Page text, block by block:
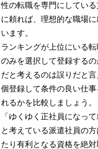
性の転職を専門にしてい
に頼れば、理想的な職場
います。
ランキングが上位にいる
のみを選択して登録するの
だと考えるのは誤りだと
個登録して条件の良い仕事
れるかを比較しましょう。
「ゆくゆく正社員になって
と考えている派遣社員の
たり有利となる資格を絶